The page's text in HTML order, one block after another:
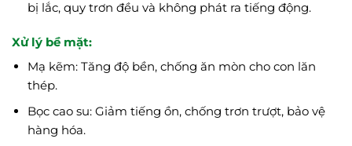
bị lắc, quy trơn đều và không phát ra tiếng động.
Xử lý bề mặt:
Mạ kẽm: Tăng độ bền, chống ăn mòn cho con lăn
thép.
Bọc cao su: Giảm tiếng ồn, chống trơn trượt, bảo vệ
hàng hóa.